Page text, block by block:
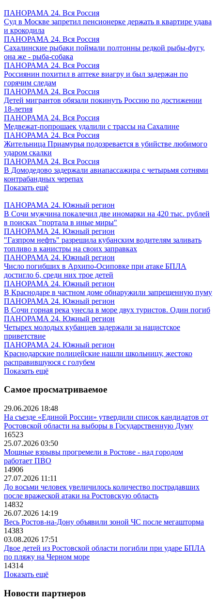
ПАНОРАМА 24. Вся Россия
Суд в Москве запретил пенсионерке держать в квартире удава
и крокодила
ПАНОРАМА 24. Вся Россия
Сахалинские рыбаки поймали полтонны редкой рыбы-фугу,
она же - рыба-собака
ПАНОРАМА 24. Вся Россия
Россиянин похитил в аптеке виагру и был задержан по
горячим следам
ПАНОРАМА 24. Вся Россия
Детей мигрантов обязали покинуть Россию по достижении
18-летия
ПАНОРАМА 24. Вся Россия
Медвежат-попрошаек удалили с трассы на Сахалине
ПАНОРАМА 24. Вся Россия
Жительница Приамурья подозревается в убийстве любимого
ударом скалки
ПАНОРАМА 24. Вся Россия
В Домодедово задержали авиапассажира с четырьмя сотнями
контрабандных черепах
Показать ещё
ПАНОРАМА 24. Южный регион
В Сочи мужчина покалечил две иномарки на 420 тыс. рублей
в поисках "портала в иные миры"
ПАНОРАМА 24. Южный регион
"Газпром нефть" разрешила кубанским водителям заливать
топливо в канистры на своих заправках
ПАНОРАМА 24. Южный регион
Число погибших в Архипо-Осиповке при атаке БПЛА
достигло 6, среди них трое детей
ПАНОРАМА 24. Южный регион
В Краснодаре в частном доме обнаружили запрещенную пуму
ПАНОРАМА 24. Южный регион
В Сочи горная река унесла в море двух туристов. Один погиб
ПАНОРАМА 24. Южный регион
Четырех молодых кубанцев задержали за нацистское
приветствие
ПАНОРАМА 24. Южный регион
Краснодарские полицейские нашли школьницу, жестоко
расправившуюся с голубем
Показать ещё
Самое просматриваемое
29.06.2026 18:48
На съезде «Единой России» утвердили список кандидатов от
Ростовской области на выборы в Государственную Думу
16523
25.07.2026 03:50
Мощные взрывы прогремели в Ростове - над городом
работает ПВО
14906
27.07.2026 11:11
До восьми человек увеличилось количество пострадавших
после вражеской атаки на Ростовскую область
14832
26.07.2026 14:19
Весь Ростов-на-Дону объявили зоной ЧС после мегашторма
14383
03.08.2026 17:51
Двое детей из Ростовской области погибли при ударе БПЛА
по пляжу на Черном море
14314
Показать ещё
Новости партнеров